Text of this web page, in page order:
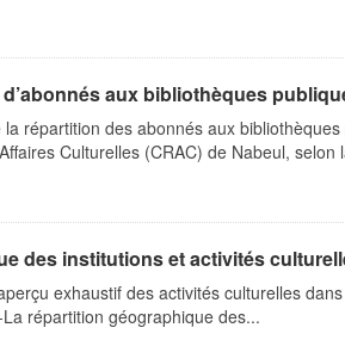
aux bibliothèques
répartition des abonnés aux
Culturelles (CRAC) de Nabeul, selon
des institutions et activités
exhaustif des activités culturelles
répartition géographique des...